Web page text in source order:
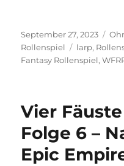
Veröffentlicht
am
September 27, 2023
Rollenspiel
larp,
Fantasy Rollenspiel,
Vier
Folge 6 –
Epic